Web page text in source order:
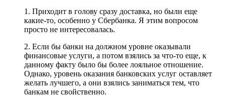
1. Приходит в голову сразу доставка, но были еще
какие-то, особенно у Сбербанка. Я этим вопросом
просто не интересовалась.
2. Если бы банки на должном уровне оказывали
финансовые услуги, а потом взялись за что-то еще, к
данному факту было бы более лояльное отношение.
Однако, уровень оказания банковских услуг оставляет
желать лучшего, а они взялись заниматься тем, что
банкам не свойственно.